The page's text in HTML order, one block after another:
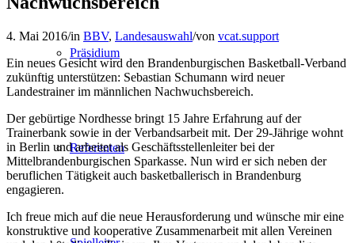
Präsidium
Referenten
4. Mai 2016/in BBV, Landesauswahl/von vcat.support
Ein neues Gesicht wird den Brandenburgischen Basketball-Verband
zukünftig unterstützen: Sebastian Schumann wird neuer
Landestrainer im männlichen Nachwuchsbereich.
Der gebürtige Nordhesse bringt 15 Jahre Erfahrung auf der
Trainerbank sowie in der Verbandsarbeit mit. Der 29-Jährige wohnt
in Berlin und arbeitet als Geschäftsstellenleiter bei der
Mittelbrandenburgischen Sparkasse. Nun wird er sich neben der
beruflichen Tätigkeit auch basketballerisch in Brandenburg
engagieren.
Ich freue mich auf die neue Herausforderung und wünsche mir eine
konstruktive und kooperative Zusammenarbeit mit allen Vereinen